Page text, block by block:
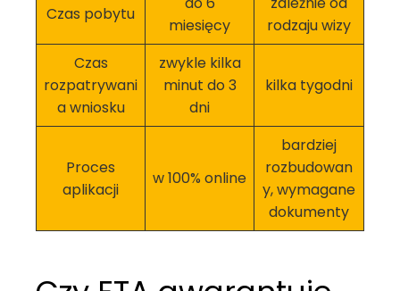
Czas pobytu
miesięcy
rodzaju wizy
Czas
rozpatrywani
a wniosku
zwykle kilka
minut do 3
dni
kilka tygodni
Proces
aplikacji
w 100% online
bardziej
rozbudowan
y, wymagane
dokumenty